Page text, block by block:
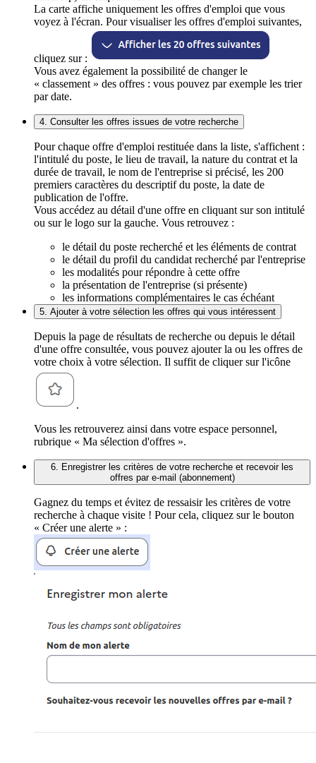
La carte affiche uniquement les offres d'emploi que vous
voyez à l'écran. Pour visualiser les offres d'emploi suivantes,
cliquez sur :
Vous avez également la possibilité de changer le
« classement » des offres : vous pouvez par exemple les trier
par date.
4. Consulter les offres issues de votre recherche
Pour chaque offre d'emploi restituée dans la liste, s'affichent :
l'intitulé du poste, le lieu de travail, la nature du contrat et la
durée de travail, le nom de l'entreprise si précisé, les 200
premiers caractères du descriptif du poste, la date de
publication de l'offre.
Vous accédez au détail d'une offre en cliquant sur son intitulé
ou sur le logo sur la gauche. Vous retrouvez :
le détail du poste recherché et les éléments de contrat
le détail du profil du candidat recherché par l'entreprise
les modalités pour répondre à cette offre
la présentation de l'entreprise (si présente)
les informations complémentaires le cas échéant
5. Ajouter à votre sélection les offres qui vous intéressent
Depuis la page de résultats de recherche ou depuis le détail
d'une offre consultée, vous pouvez ajouter la ou les offres de
votre choix à votre sélection. Il suffit de cliquer sur l'icône
.
Vous les retrouverez ainsi dans votre espace personnel,
rubrique « Ma sélection d'offres ».
6. Enregistrer les critères de votre recherche et recevoir les
offres par e-mail (abonnement)
Gagnez du temps et évitez de ressaisir les critères de votre
recherche à chaque visite ! Pour cela, cliquez sur le bouton
« Créer une alerte » :